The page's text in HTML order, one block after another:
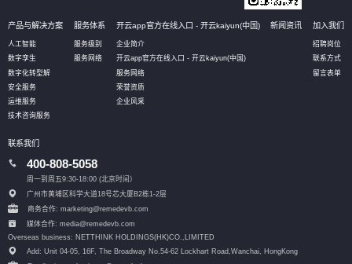
产品与解决方案
人工智能
数字孪生
数字化转型解
安全服务
运维服务
技术咨询服务
服务体系
服务级别
服务网络
开云app官方在线入口 - 开云kaiyun(中国)
企业简介
开云app官方在线入口 - 开云kaiyun(中国)
服务网络
荣誉资质
企业风采
新闻资讯 加入我们
招聘岗位
联系方式
留言表单
联系我们
400-808-5058
周一到周五9:30-18:00 (北京时间）
广州市黄埔区科学大道18号芯大厦B2栋1-2层
商务合作: marketing@remedevb.com
媒体合作: media@remedevb.com
Overseas business: NETTHINK HOLDINGS(HK)CO.,LIMITED
Add: Unit 04-05, 16F, The Broadway No.54-62 Lockhart Road, Wanchai, HongKong